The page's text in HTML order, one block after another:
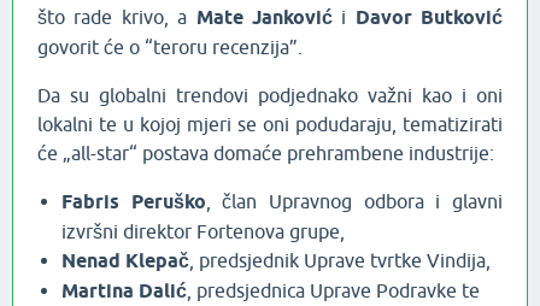
što rade krivo, a Mate Jankovići Davor Butković
govorit će o “teroru recenzija”.
Da su globalni trendovi podjednako važni kao i oni
lokalni te u kojoj mjeri se oni podudaraju, tematizirati
će „all-star“ postava domaće prehrambene industrije:
Fabris Peruško , član Upravnog odbora i glavni
izvršni direktor Fortenova grupe,
Nenad Klepač , predsjednik Uprave tvrtke Vindija,
Martina Dalić , predsjednica Uprave Podravke te